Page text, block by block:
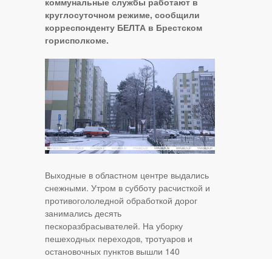
круглосуточном режиме, сообщили
корреспонденту БЕЛТА в Брестском
горисполкоме.
Выходные в областном центре выдались
снежными. Утром в субботу расчисткой и
противогололедной обработкой дорог
занимались десять
пескоразбрасывателей. На уборку
пешеходных переходов, тротуаров и
остановочных пунктов вышли 140